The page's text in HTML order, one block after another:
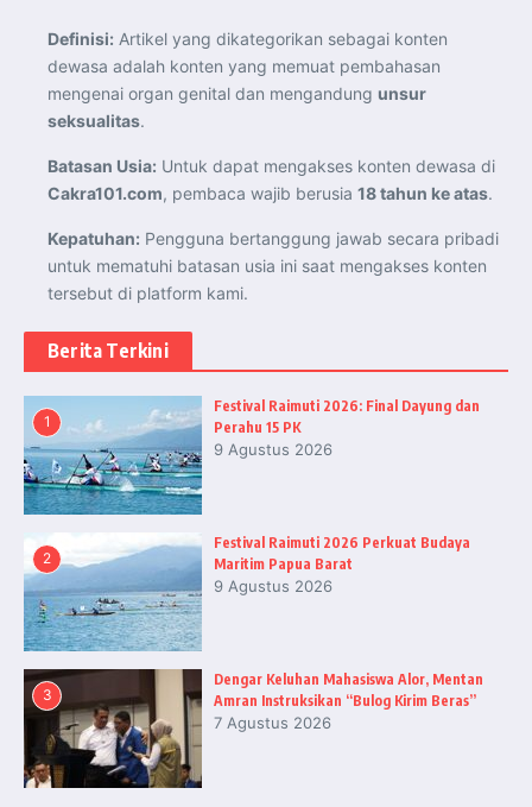
Pangan, dan Energi Kawasan
ASEAN dan India Perkuat Ketahanan Kawasan lewat
Kerja Sama Maritim, Ekonomi, dan Kesehatan
BI Pertahankan BI-Rate 5,75 Persen untuk Jaga
Stabilitas dan Dukung Pertumbuhan Ekonomi
Kepala BGN Sudaryono Tegaskan Komitmen Perkuat
Gratis
Definisi: Artikel yang dikategorikan sebagai konten
dewasa adalah konten yang memuat pembahasan
mengenai organ genital dan mengandung unsur
seksualitas.
Batasan Usia: Untuk dapat mengakses konten dewasa di
Cakra101.com, pembaca wajib berusia 18 tahun ke atas.
Kepatuhan: Pengguna bertanggung jawab secara pribadi
untuk mematuhi batasan usia ini saat mengakses konten
tersebut di platform kami.
Berita Terkini
1
Festival Raimuti 2026: Final Dayung dan
Perahu 15 PK
9 Agustus 2026
2
Festival Raimuti 2026 Perkuat Budaya
Maritim Papua Barat
9 Agustus 2026
3
Dengar Keluhan Mahasiswa Alor, Mentan
Amran Instruksikan “Bulog Kirim Beras”
7 Agustus 2026